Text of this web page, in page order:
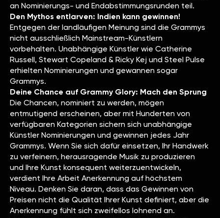
an Nominierungs- und Endabstimmungsrunden teil.
Den Mythos entlarven: Indien kann gewinnen!
Entgegen der landläufigen Meinung sind die Grammys
nicht ausschließlich Mainstream-Künstlern
vorbehalten. Unabhängige Künstler wie Catherine
Russell, Stewart Copeland & Ricky Kej und Steel Pulse
erhielten Nominierungen und gewannen sogar
Grammys.
Deine Chance auf Grammy Glory: Mach den Sprung
Die Chancen, nominiert zu werden, mögen
entmutigend erscheinen, aber mit Hunderten von
verfügbaren Kategorien sichern sich unabhängige
Künstler Nominierungen und gewinnen jedes Jahr
Grammys. Wenn Sie sich dafür einsetzen, Ihr Handwerk
zu verfeinern, herausragende Musik zu produzieren
und Ihre Kunst konsequent weiterzuentwickeln,
verdient Ihre Arbeit Anerkennung auf höchstem
Niveau. Denken Sie daran, dass das Gewinnen von
Preisen nicht die Qualität Ihrer Kunst definiert, aber die
Anerkennung fühlt sich zweifellos lohnend an.